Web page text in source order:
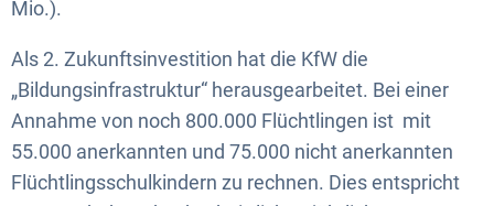
Mio.).
Als 2. Zukunftsinvestition hat die KfW die
„Bildungsinfrastruktur“ herausgearbeitet. Bei einer
Annahme von noch 800.000 Flüchtlingen ist mit
55.000 anerkannten und 75.000 nicht anerkannten
Flüchtlingsschulkindern zu rechnen. Dies entspricht